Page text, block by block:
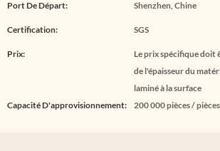
Port De Départ: Shenzhen, Chine
Certification: SGS
Prix:
Le prix spécifique doit
de l'épaisseur du
laminé à la surface
Capacité D'approvisionnement:
200 000 pièces /